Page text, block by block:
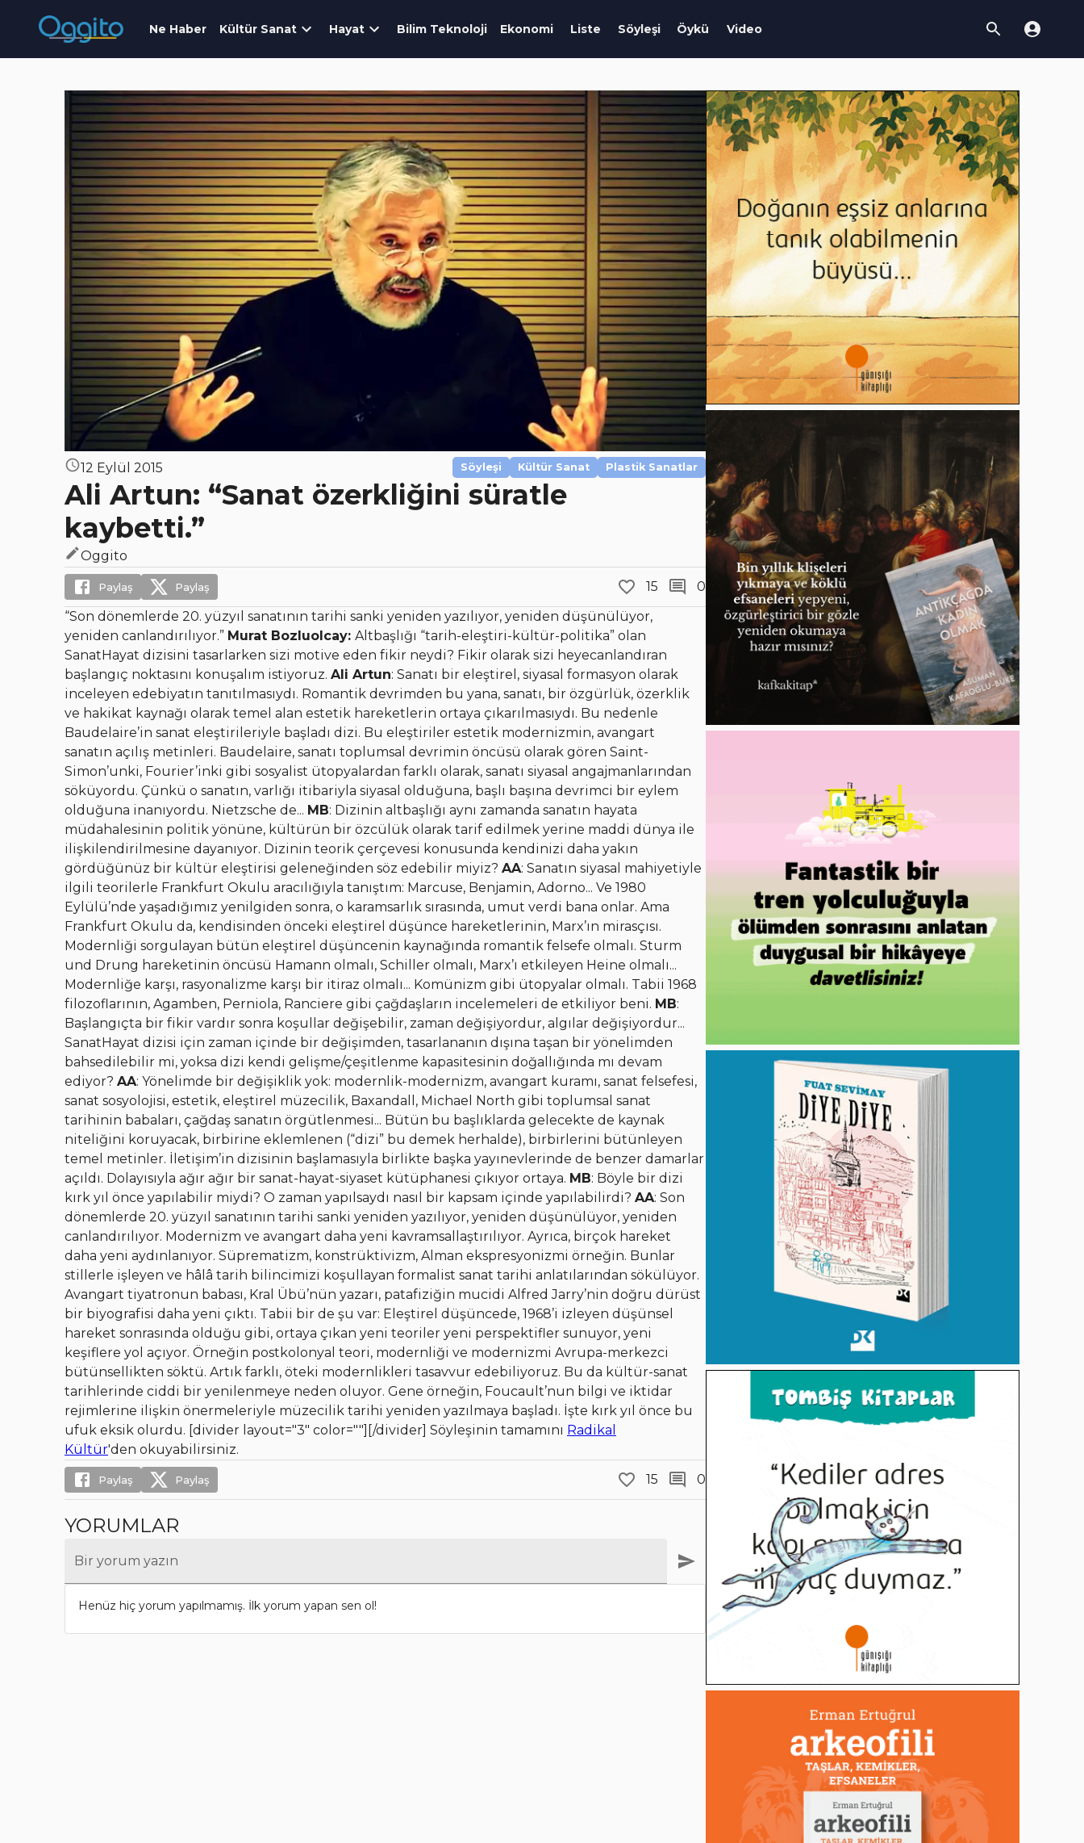
Ne Haber Kültür Sanat Hayat Bilim Teknoloji Ekonomi Liste Söyleşi Öykü Video
12 Eylül 2015 Söyleşi Kültür Sanat Plastik Sanatlar
Ali Artun: “Sanat özerkliğini süratle
kaybetti.”
Oggito
Paylaş Paylaş 15
0
“Son dönemlerde 20. yüzyıl sanatının tarihi sanki yeniden yazılıyor, yeniden düşünülüyor,
yeniden canlandırılıyor.” Murat Bozluolcay: Altbaşlığı “tarih-eleştiri-kültür-politika” olan
SanatHayat dizisini tasarlarken sizi motive eden fikir neydi? Fikir olarak sizi heyecanlandıran
başlangıç noktasını konuşalım istiyoruz. Ali Artun: Sanatı bir eleştirel, siyasal formasyon olarak
inceleyen edebiyatın tanıtılmasıydı. Romantik devrimden bu yana, sanatı, bir özgürlük, özerklik
ve hakikat kaynağı olarak temel alan estetik hareketlerin ortaya çıkarılmasıydı. Bu nedenle
Baudelaire’in sanat eleştirileriyle başladı dizi. Bu eleştiriler estetik modernizmin, avangart
sanatın açılış metinleri. Baudelaire, sanatı toplumsal devrimin öncüsü olarak gören Saint-
Simon’unki, Fourier’inki gibi sosyalist ütopyalardan farklı olarak, sanatı siyasal angajmanlarından
söküyordu. Çünkü o sanatın, varlığı itibariyla siyasal olduğuna, başlı başına devrimci bir eylem
olduğuna inanıyordu. Nietzsche de... MB: Dizinin altbaşlığı aynı zamanda sanatın hayata
müdahalesinin politik yönüne, kültürün bir özcülük olarak tarif edilmek yerine maddi dünya ile
ilişkilendirilmesine dayanıyor. Dizinin teorik çerçevesi konusunda kendinizi daha yakın
gördüğünüz bir kültür eleştirisi geleneğinden söz edebilir miyiz? AA: Sanatın siyasal mahiyetiyle
ilgili teorilerle Frankfurt Okulu aracılığıyla tanıştım: Marcuse, Benjamin, Adorno... Ve 1980
Eylülü’nde yaşadığımız yenilgiden sonra, o karamsarlık sırasında, umut verdi bana onlar. Ama
Frankfurt Okulu da, kendisinden önceki eleştirel düşünce hareketlerinin, Marx’ın mirasçısı.
Modernliği sorgulayan bütün eleştirel düşüncenin kaynağında romantik felsefe olmalı. Sturm
und Drung hareketinin öncüsü Hamann olmalı, Schiller olmalı, Marx’ı etkileyen Heine olmalı...
Modernliğe karşı, rasyonalizme karşı bir itiraz olmalı... Komünizm gibi ütopyalar olmalı. Tabii 1968
filozoflarının, Agamben, Perniola, Ranciere gibi çağdaşların incelemeleri de etkiliyor beni. MB:
Başlangıçta bir fikir vardır sonra koşullar değişebilir, zaman değişiyordur, algılar değişiyordur...
SanatHayat dizisi için zaman içinde bir değişimden, tasarlananın dışına taşan bir yönelimden
bahsedilebilir mi, yoksa dizi kendi gelişme/çeşitlenme kapasitesinin doğallığında mı devam
ediyor? AA: Yönelimde bir değişiklik yok: modernlik-modernizm, avangart kuramı, sanat felsefesi,
sanat sosyolojisi, estetik, eleştirel müzecilik, Baxandall, Michael North gibi toplumsal sanat
tarihinin babaları, çağdaş sanatın örgütlenmesi... Bütün bu başlıklarda gelecekte de kaynak
niteliğini koruyacak, birbirine eklemlenen (“dizi” bu demek herhalde), birbirlerini bütünleyen
temel metinler. İletişim’in dizisinin başlamasıyla birlikte başka yayınevlerinde de benzer damarlar
açıldı. Dolayısıyla ağır ağır bir sanat-hayat-siyaset kütüphanesi çıkıyor ortaya. MB: Böyle bir dizi
kırk yıl önce yapılabilir miydi? O zaman yapılsaydı nasıl bir kapsam içinde yapılabilirdi? AA: Son
dönemlerde 20. yüzyıl sanatının tarihi sanki yeniden yazılıyor, yeniden düşünülüyor, yeniden
canlandırılıyor. Modernizm ve avangart daha yeni kavramsallaştırılıyor. Ayrıca, birçok hareket
daha yeni aydınlanıyor. Süprematizm, konstrüktivizm, Alman ekspresyonizmi örneğin. Bunlar
stillerle işleyen ve hâlâ tarih bilincimizi koşullayan formalist sanat tarihi anlatılarından sökülüyor.
Avangart tiyatronun babası, Kral Übü’nün yazarı, patafiziğin mucidi Alfred Jarry’nin doğru dürüst
bir biyografisi daha yeni çıktı. Tabii bir de şu var: Eleştirel düşüncede, 1968’i izleyen düşünsel
hareket sonrasında olduğu gibi, ortaya çıkan yeni teoriler yeni perspektifler sunuyor, yeni
keşiflere yol açıyor. Örneğin postkolonyal teori, modernliği ve modernizmi Avrupa-merkezci
bütünsellikten söktü. Artık farklı, öteki modernlikleri tasavvur edebiliyoruz. Bu da kültür-sanat
tarihlerinde ciddi bir yenilenmeye neden oluyor. Gene örneğin, Foucault’nun bilgi ve iktidar
rejimlerine ilişkin önermeleriyle müzecilik tarihi yeniden yazılmaya başladı. İşte kırk yıl önce bu
ufuk eksik olurdu. [divider layout="3" color=""][/divider] Söyleşinin tamamını Radikal
Kültür'den okuyabilirsiniz.
Paylaş Paylaş 15 0
YORUMLAR
Bir yorum yazın
Henüz hiç yorum yapılmamış. İlk yorum yapan sen ol!